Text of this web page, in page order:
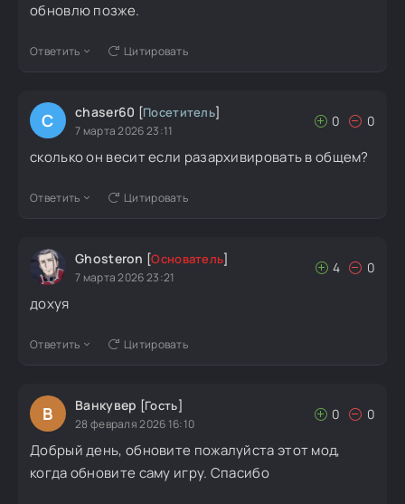
обновлю позже.
Ответить Цитировать
C chaser60 [Посетитель]
7 марта 2026 23:11
0 0
сколько он весит если разархивировать в общем?
Ответить Цитировать
Ghosteron [Основатель]
7 марта 2026 23:21
4 0
дохуя
Ответить Цитировать
В Ванкувер [Гость]
28 февраля 2026 16:10
0 0
Добрый день, обновите пожалуйста этот мод,
когда обновите саму игру. Спасибо